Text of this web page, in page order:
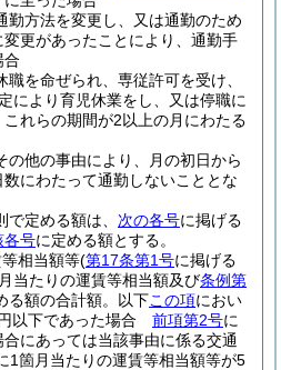
勤方法を変更し、又は通勤のため
更があったことにより、通勤手
合
職を命ぜられ、専従許可を受け、
により育児休業をし、又は停職に
れらの期間が2以上の月にわたる
の他の事由により、月の初日から
にわたって通勤しないこととな
で定める額は、 次の各号に掲げる
各号に定める額とする。
相当額等(第17条第1号に掲げる
当たりの運賃等相当額及び条例第
る額の合計額。以下この項におい
以下であった場合 前項第2号に
にあっては当該事由に係る交通
1箇月当たりの運賃等相当額等が5